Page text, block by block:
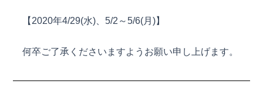
【2020年4/29(水)、5/2～5/6(月)】
何卒ご了承くださいますようお願い申し上げます。